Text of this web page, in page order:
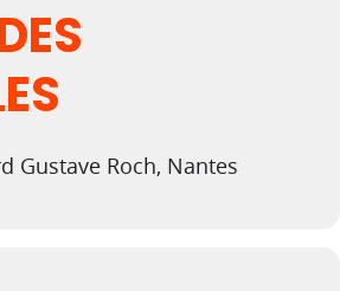
Gustave Roch, Nantes